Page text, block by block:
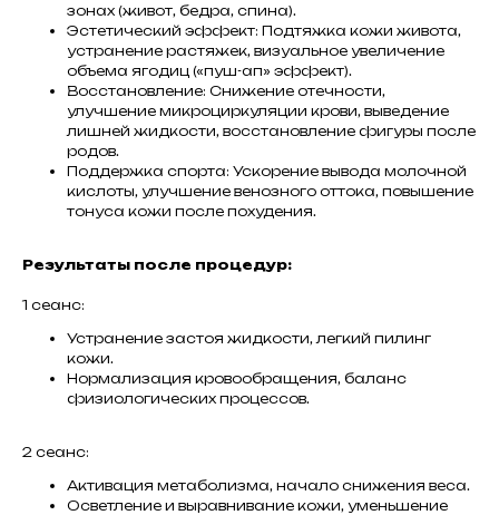
зонах (живот, бедра, спина).
Эстетический эффект: Подтяжка кожи живота,
устранение растяжек, визуальное увеличение
объема ягодиц («пуш-ап» эффект).
Восстановление: Снижение отечности,
улучшение микроциркуляции крови, выведение
лишней жидкости, восстановление фигуры после
родов.
Поддержка спорта: Ускорение вывода молочной
кислоты, улучшение венозного оттока, повышение
тонуса кожи после похудения.
Результаты после процедур:
1 сеанс:
Устранение застоя жидкости, легкий пилинг
кожи.
Нормализация кровообращения, баланс
физиологических процессов.
2 сеанс:
Активация метаболизма, начало снижения веса.
Осветление и выравнивание кожи, уменьшение